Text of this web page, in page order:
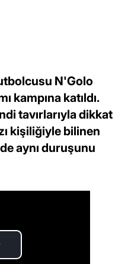
N'Golo
kampına katıldı.
tavırlarıyla dikkat
kişiliğiyle bilinen
aynı duruşunu